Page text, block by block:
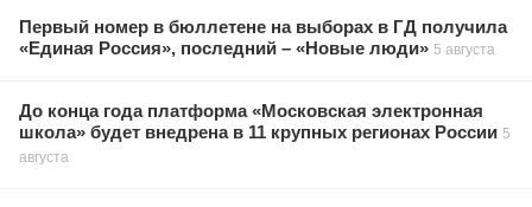
Первый номер в бюллетене на выборах в ГД получила
«Единая Россия», последний – «Новые люди» 5 августа
До конца года платформа «Московская электронная
школа» будет внедрена в 11 крупных регионах России 5
августа